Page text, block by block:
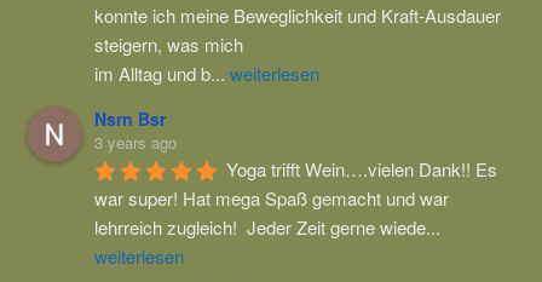
konnte ich meine Beweglichkeit und Kraft-Ausdauer
steigern, was mich
im Alltag und b...weiterlesen
Nsrn Bsr
3 years ago
Yoga trifft Wein….vielen Dank!! Es
war super! Hat mega Spaß gemacht und war
lehrreich zugleich!  Jeder Zeit gerne wiede...
weiterlesen